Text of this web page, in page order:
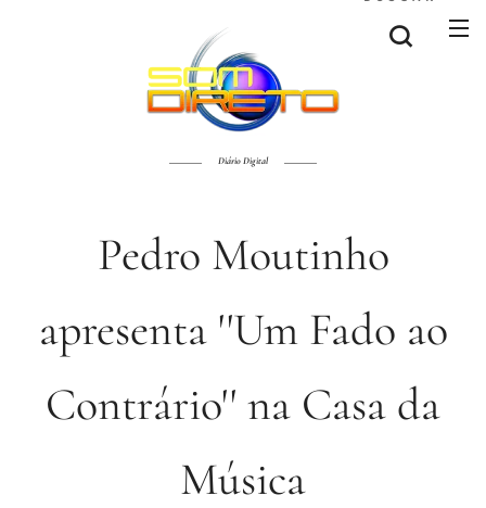
Diário Digital
Pedro Moutinho
apresenta ''Um Fado ao
Contrário'' na Casa da
Música